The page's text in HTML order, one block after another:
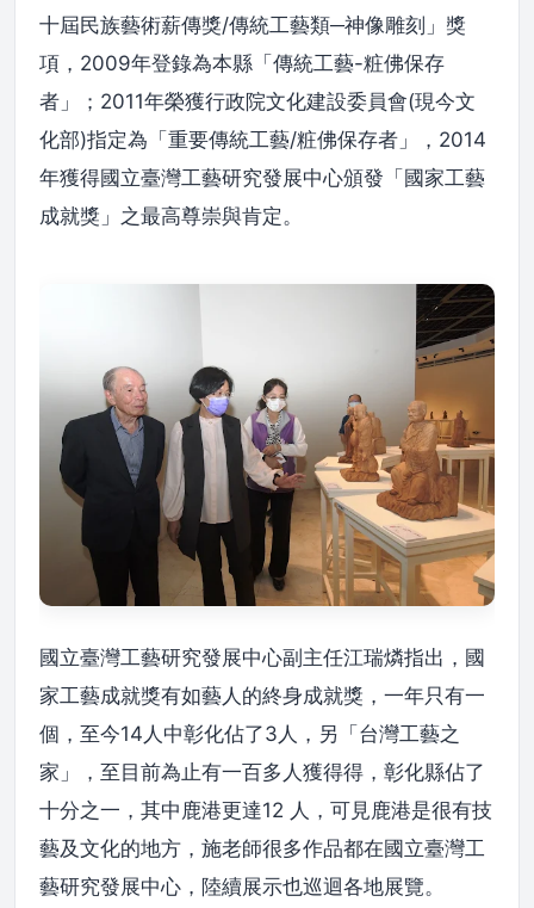
十屆民族藝術薪傳獎/傳統工藝類─神像雕刻」獎
項，2009年登錄為本縣「傳統工藝-粧佛保存
者」；2011年榮獲行政院文化建設委員會(現今文
化部)指定為「重要傳統工藝/粧佛保存者」，2014
年獲得國立臺灣工藝研究發展中心頒發「國家工藝
成就獎」之最高尊崇與肯定。
國立臺灣工藝研究發展中心副主任江瑞燐指出，國
家工藝成就獎有如藝人的終身成就獎，一年只有一
個，至今14人中彰化佔了3人，另「台灣工藝之
家」，至目前為止有一百多人獲得得，彰化縣佔了
十分之一，其中鹿港更達12 人，可見鹿港是很有技
藝及文化的地方，施老師很多作品都在國立臺灣工
藝研究發展中心，陸續展示也巡迴各地展覽。